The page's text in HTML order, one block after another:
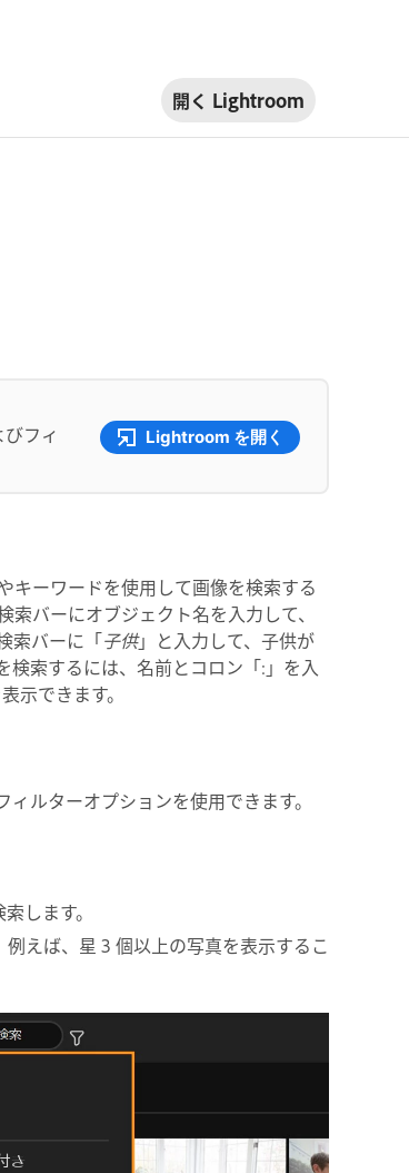
開く Lightroom
フィ
Lightroom を開く
キーワードを使用して画像を検索する
バーにオブジェクト名を入力して、
索バーに「子供」と入力して、子供が
検索するには、名前とコロン「:」を入
示できます。
ルターオプションを使用できます。
します。
えば、星 3 個以上の写真を表示するこ